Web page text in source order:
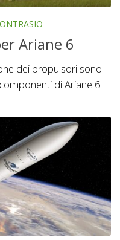
Ariane 6
dei propulsori sono
di Ariane 6